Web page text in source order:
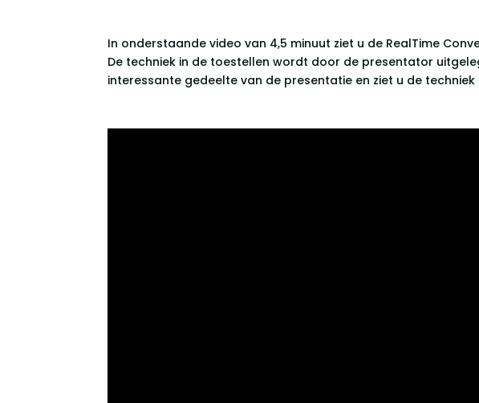
In onderstaande video van 4,5 minuut ziet u de RealTime
De techniek in de toestellen wordt door de presentator
interessante gedeelte van de presentatie en ziet u de techniek